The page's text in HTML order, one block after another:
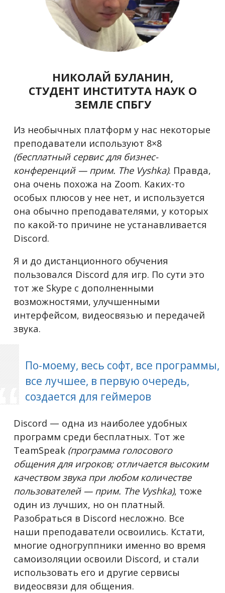
НИКОЛАЙ БУЛАНИН,
СТУДЕНТ ИНСТИТУТА НАУК О
ЗЕМЛЕ СПБГУ
Из необычных платформ у нас некоторые
преподаватели используют 8×8
(бесплатный сервис для бизнес-
конференций — прим. The Vyshka). Правда,
она очень похожа на Zoom. Каких-то
особых плюсов у нее нет, и используется
она обычно преподавателями, у которых
по какой-то причине не устанавливается
Discord.
Я и до дистанционного обучения
пользовался Discord для игр. По сути это
тот же Skype c дополненными
возможностями, улучшенными
интерфейсом, видеосвязью и передачей
звука.
По-моему, весь софт, все программы,
все лучшее, в первую очередь,
создается для геймеров
Discord — одна из наиболее удобных
программ среди бесплатных. Тот же
TeamSpeak (программа голосового
общения для игроков; отличается высоким
качеством звука при любом количестве
пользователей — прим. The Vyshka), тоже
один из лучших, но он платный.
Разобраться в Discord несложно. Все
наши преподаватели освоились. Кстати,
многие одногруппники именно во время
самоизоляции освоили Discord, и стали
использовать его и другие сервисы
видеосвязи для общения.